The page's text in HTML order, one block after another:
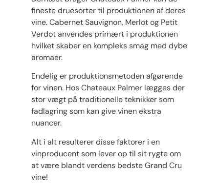
fineste druesorter til produktionen af deres
vine. Cabernet Sauvignon, Merlot og Petit
Verdot anvendes primært i produktionen
hvilket skaber en kompleks smag med dybe
aromaer.
Endelig er produktionsmetoden afgørende
for vinen. Hos Chateaux Palmer lægges der
stor vægt på traditionelle teknikker som
fadlagring som kan give vinen ekstra
nuancer.
Alt i alt resulterer disse faktorer i en
vinproducent som lever op til sit rygte om
at være blandt verdens bedste Grand Cru
vine!